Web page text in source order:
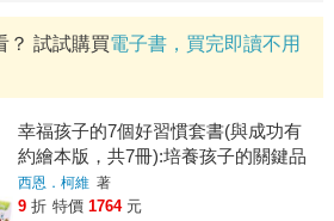
？ 試試購買電子書，買完即讀不用
幸福孩子的7個好習慣套書(與成功有
約繪本版，共7冊):培養孩子的關鍵品
格力和挑戰未來的生活能
西恩．柯維 著
9 折 特價 1764 元